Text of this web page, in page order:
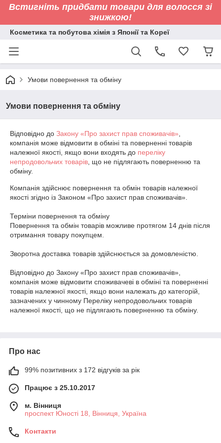
Встигніть придбати товари для волосся зі
знижкою!
Косметика та побутова хімія з Японії та Кореї
Умови повернення та обміну
Умови повернення та обміну
Відповідно до Закону «Про захист прав споживачів»
компанія може відмовити в обміні та поверненні товарів
належної якості, якщо вони входять до переліку
непродовольчих товарів , що не підлягають поверненню та
обміну.
Компанія здійснює повернення та обмін товарів належної
якості згідно із Законом «Про захист прав споживачів».
Терміни повернення та обміну
Повернення та обмін товарів можливе протягом 14 днів після
отримання товару покупцем.
Зворотна доставка товарів здійснюється за домовленістю.
Відповідно до Закону «Про захист прав споживачів»,
компанія може відмовити споживачеві в обміні та поверненні
товарів належної якості, якщо вони належать до категорій,
зазначених у чинному Переліку непродовольчих товарів
належної якості, що не підлягають поверненню та обміну.
Про нас
99% позитивних з 172 відгуків за рік
Працює з 25.10.2017
м. Вінниця
проспект Юності 18, Вінниця, Україна
Контакти